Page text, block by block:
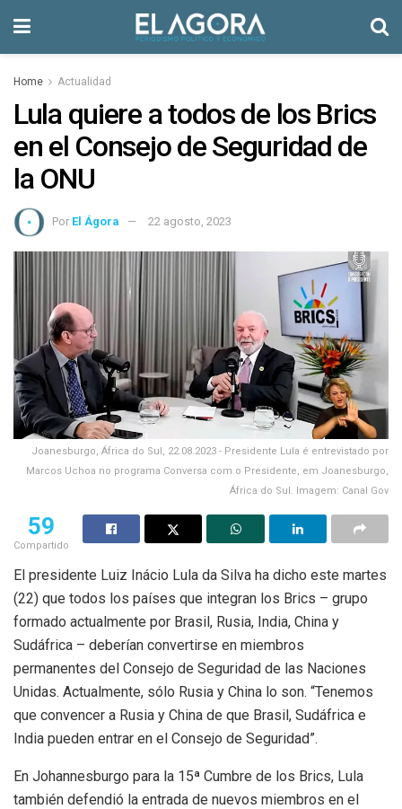
Home Actualidad
Lula quiere a todos de los Brics
en el Consejo de Seguridad de
la ONU
Por El Ágora 22 agosto, 2023
Joanesburgo, África do Sul, 22.08.2023 - Presidente Lula é entrevistado por
Marcos Uchoa no programa Conversa com o Presidente, em Joanesburgo,
África do Sul. Imagem: Canal Gov
59
Compartido
El presidente Luiz Inácio Lula da Silva ha dicho este martes
(22) que todos los países que integran los Brics – grupo
formado actualmente por Brasil, Rusia, India, China y
Sudáfrica – deberían convertirse en miembros
permanentes del Consejo de Seguridad de las Naciones
Unidas. Actualmente, sólo Rusia y China lo son. “Tenemos
que convencer a Rusia y China de que Brasil, Sudáfrica e
India pueden entrar en el Consejo de Seguridad”.
En Johannesburgo para la 15ª Cumbre de los Brics, Lula
también defendió la entrada de nuevos miembros en el